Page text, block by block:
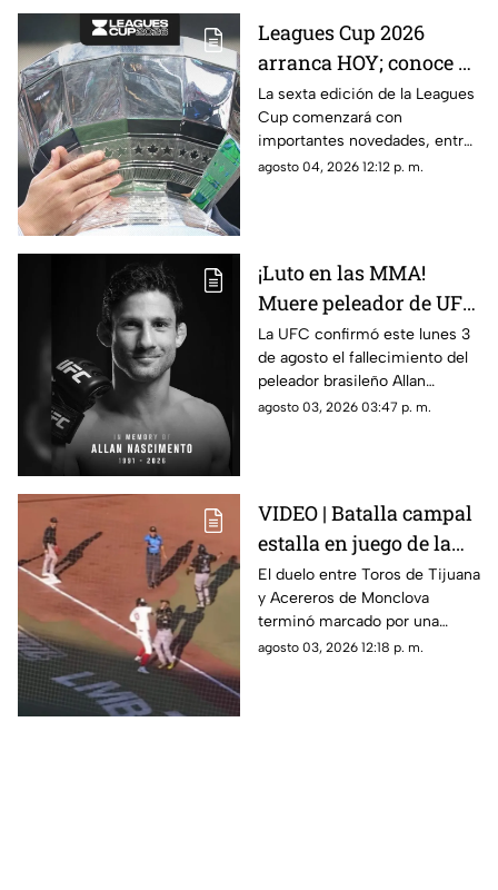
Leagues Cup 2026
arranca HOY; conoce el
nuevo formato,
partidos y horarios
La sexta edición de la Leagues
Cup comenzará con
importantes novedades, entre
ellas partidos disputados por
agosto 04, 2026 12:12 p. m.
¡Luto en las MMA!
Muere peleador de UFC
tras sufrir infarto
mientras dormía
La UFC confirmó este lunes 3
de agosto el fallecimiento del
peleador brasileño Allan
Nascimento, de la división de
agosto 03, 2026 03:47 p. m.
VIDEO | Batalla campal
estalla en juego de la
LMB; Danry Vásquez
recibe fuerte castigo
El duelo entre Toros de Tijuana
y Acereros de Monclova
terminó marcado por una
violenta bronca luego de que el
agosto 03, 2026 12:18 p. m.